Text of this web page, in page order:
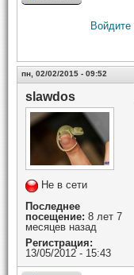
Войдите
пн, 02/02/2015 - 09:52
slawdos
Не в сети
Последнее
посещение: 8 лет 7
месяцев назад
Регистрация:
13/05/2012 - 15:43